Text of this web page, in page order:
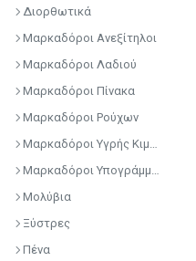
Διορθωτικά
Μαρκαδόροι Ανεξίτηλοι
Μαρκαδόροι Λαδιού
Μαρκαδόροι Πίνακα
Μαρκαδόροι Ρούχων
Μαρκαδόροι Υγρής Κιμωλίας
Μαρκαδόροι Υπογράμμισης
Μολύβια
Ξύστρες
Πένα